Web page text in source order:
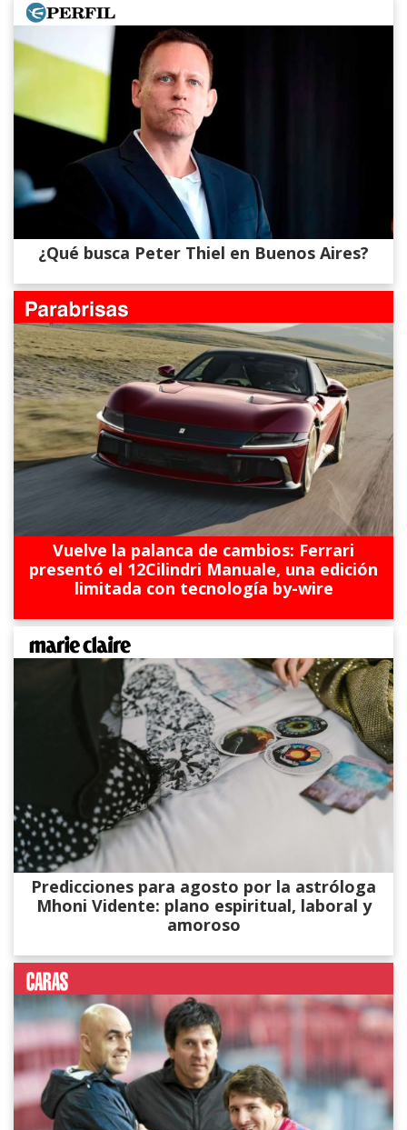
¿Qué busca Peter Thiel en Buenos Aires?
Vuelve la palanca de cambios: Ferrari
presentó el 12Cilindri Manuale, una edición
limitada con tecnología by-wire
Predicciones para agosto por la astróloga
Mhoni Vidente: plano espiritual, laboral y
amoroso